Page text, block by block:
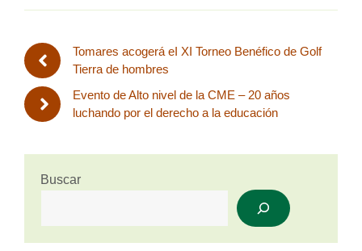
Tomares acogerá eI XI Torneo Benéfico de Golf
Tierra de hombres
Evento de Alto nivel de la CME – 20 años
luchando por el derecho a la educación
Buscar